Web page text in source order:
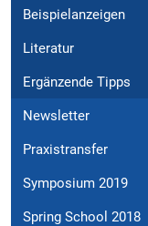
Beispielanzeigen
Literatur
Ergänzende Tipps
Newsletter
Praxistransfer
Symposium 2019
Spring School 2018